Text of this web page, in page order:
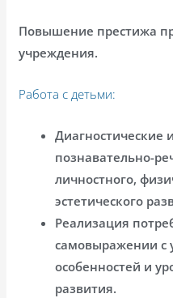
Повышение престижа
учреждения.
Работа с детьми:
Диагностические
познавательно-
личностного,
эстетического
Реализация
самовыражении с
особенностей и
развития.